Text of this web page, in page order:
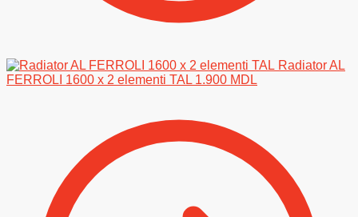
Radiator AL
FERROLI 1600 x 2 elementi TAL 1.900 MDL